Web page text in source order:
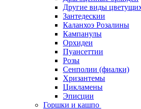
Другие виды
Зантедескии
Каланхоэ Розалины
Кампанулы
Орхидеи
Пуансеттии
Розы
Сенполии (фиалки)
Хризантемы
Цикламены
Эписции
Горшки и кашпо